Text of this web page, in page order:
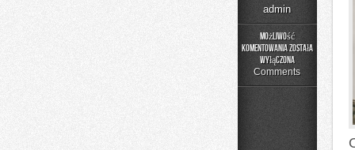
admin
Możliwość
komentowania
Podstawy
Cyberbezpieczeństwa
została
wyłączona
Comments